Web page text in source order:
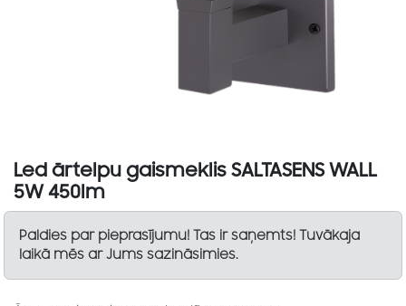
Led ārtelpu gaismeklis SALTASENS WALL
5W 450lm
Paldies par pieprasījumu! Tas ir saņemts! Tuvākaja
laikā mēs ar Jums sazināsimies.